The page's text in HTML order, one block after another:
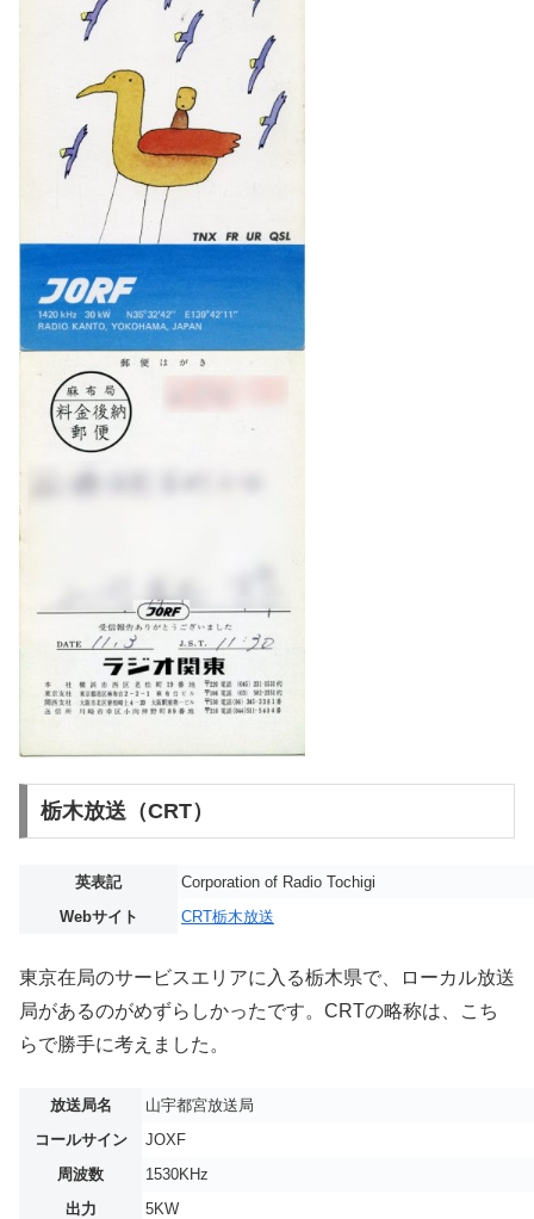
栃木放送（CRT）
英表記
Corporation of Radio Tochigi
Webサイト
CRT栃木放送
東京在局のサービスエリアに入る栃木県で、ローカル放送
局があるのがめずらしかったです。CRTの略称は、こち
らで勝手に考えました。
放送局名
山宇都宮放送局
コールサイン
JOXF
周波数
1530KHz
出力
5KW